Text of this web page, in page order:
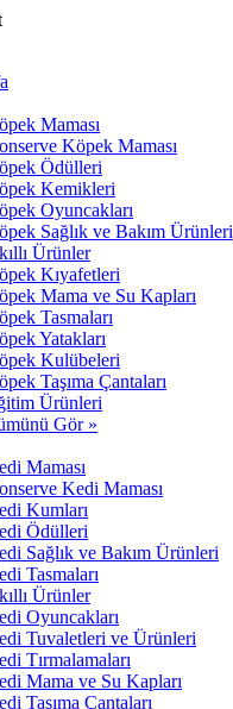
Maması
Köpek Maması
Ödülleri
Kemikleri
Oyuncakları
Sağlık ve Bakım Ürünleri
Ürünler
Kıyafetleri
Mama ve Su Kapları
Tasmaları
Yatakları
Kulübeleri
Taşıma Çantaları
Ürünleri
Gör »
Maması
Kedi Maması
Kumları
Ödülleri
Sağlık ve Bakım Ürünleri
Tasmaları
Ürünler
Oyuncakları
Tuvaletleri ve Ürünleri
Tırmalamaları
Mama ve Su Kapları
Taşıma Çantaları